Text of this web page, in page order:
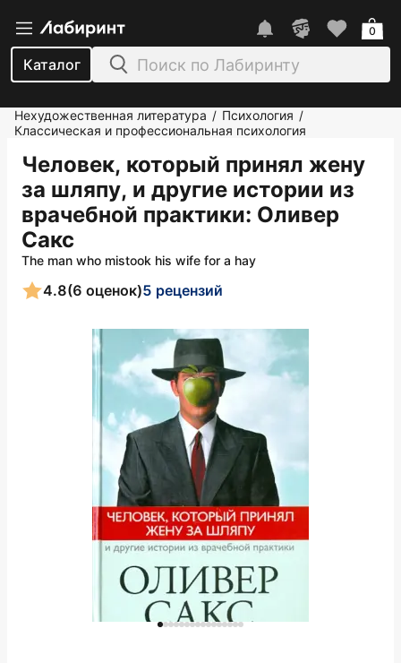
Каталог
0
Нехудожественная литература / Психология /
Классическая и профессиональная психология
Человек, который принял жену
за шляпу, и другие истории из
врачебной практики: Оливер
Сакс
The man who mistook his wife for a hay
4.8(6 оценок)5 рецензий